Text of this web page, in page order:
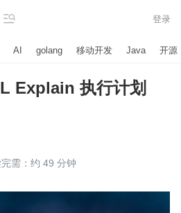
 登录
AI golang 移动开发 Java 开源
Explain 执行计划
需：约 49 分钟